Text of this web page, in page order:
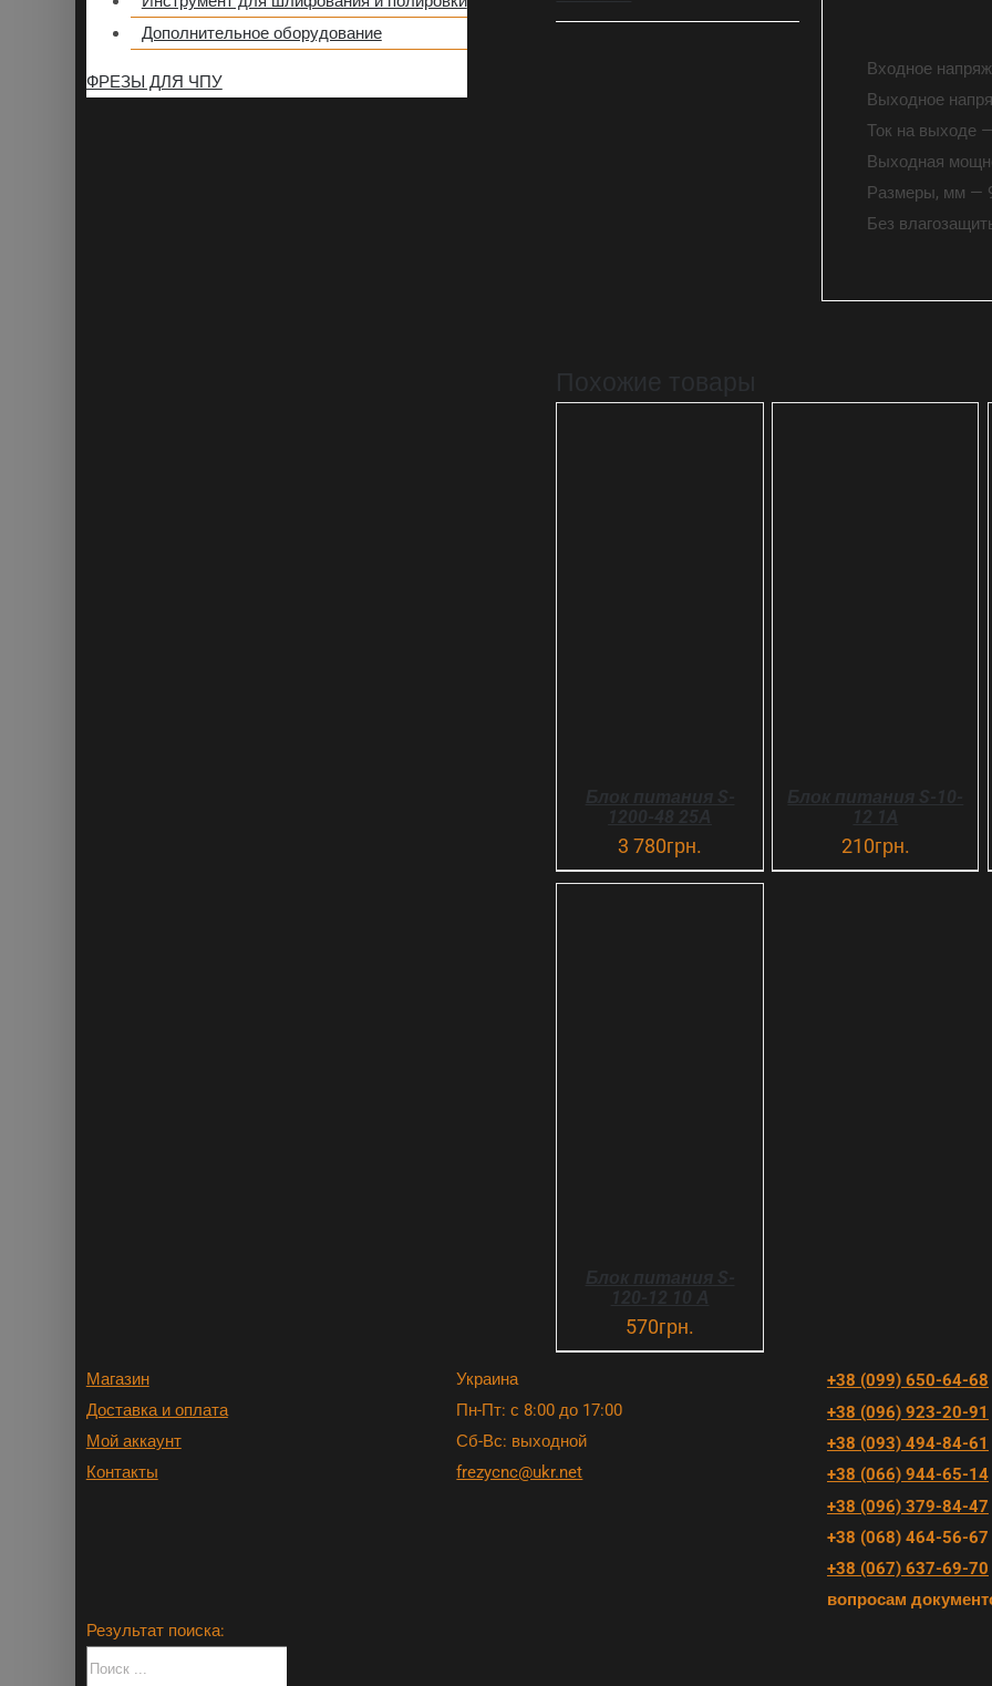
Входное
Выходное
Ток на выходе
Выходная
Размеры, мм —
Без
Похожие товары
Блок питания S-
1200-48 25А
3 780грн.
Блок питания S-10-
12 1A
210грн.
Блок питания S-
120-12 10 А
570грн.
Дополнительное оборудование
ФРЕЗЫ ДЛЯ ЧПУ
Магазин
Доставка и оплата
Мой аккаунт
Контакты
Украина
Пн-Пт: с 8:00 до 17:00
Сб-Вс: выходной
frezycnc@ukr.net
+38 (099) 650-64-68
+38 (096) 923-20-91
+38 (093) 494-84-61
+38 (066) 944-65-14
+38 (096) 379-84-47
+38 (068) 464-56-
+38 (067) 637-69-70
вопросам
Результат поиска: